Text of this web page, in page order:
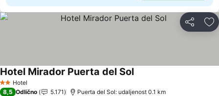
Deli
2 Zvezdice
Hotel
Hotel Mirador Puerta del SolPogledaj cene
8,5 Odlično 5.171 Puerta del Sol: udaljenost 0.1 km